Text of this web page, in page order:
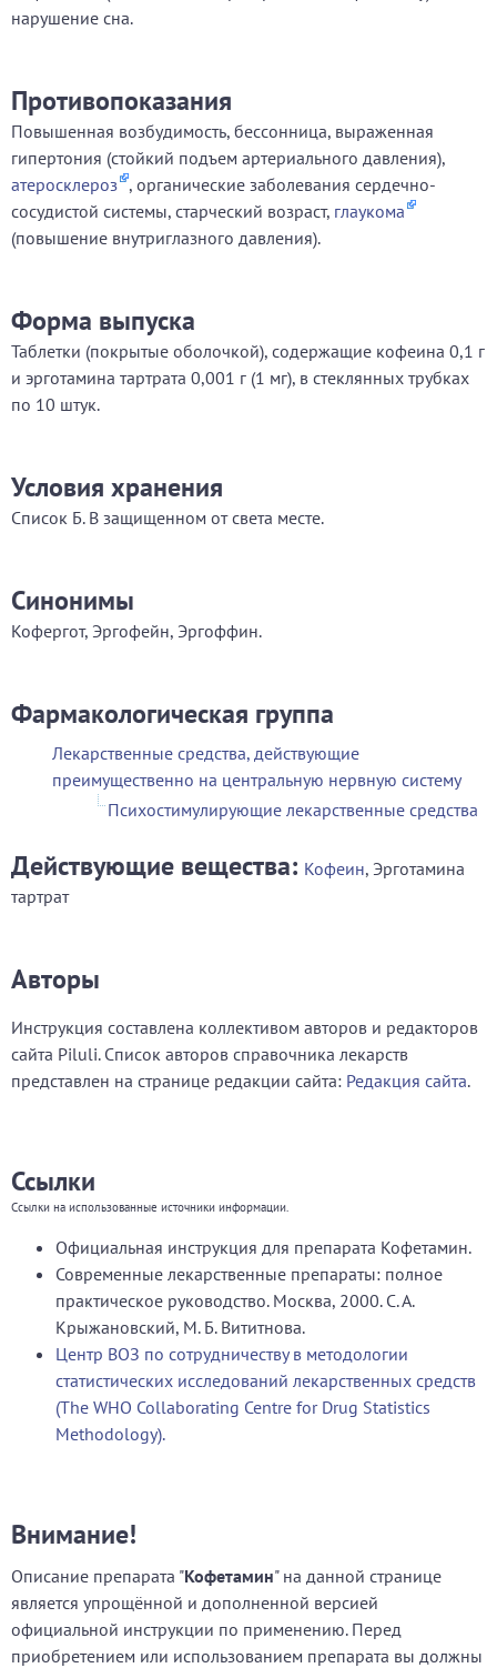
нарушение сна.
Противопоказания
Повышенная возбудимость, бессонница, выраженная
гипертония (стойкий подъем артериального давления),
атеросклероз , органические заболевания сердечно-
сосудистой системы, старческий возраст, глаукома
(повышение внутриглазного давления).
Форма выпуска
Таблетки (покрытые оболочкой), содержащие кофеина 0,1 г
и эрготамина тартрата 0,001 г (1 мг), в стеклянных трубках
по 10 штук.
Условия хранения
Список Б. В защищенном от света месте.
Синонимы
Кофергот, Эргофейн, Эргоффин.
Фармакологическая группа
Лекарственные средства, действующие
преимущественно на центральную нервную систему
Психостимулирующие лекарственные средства
Действующие вещества: Кофеин, Эрготамина
тартрат
Авторы
Инструкция составлена коллективом авторов и редакторов
сайта Piluli. Список авторов справочника лекарств
представлен на странице редакции сайта: Редакция сайта.
Ссылки
Ссылки на использованные источники информации.
Официальная инструкция для препарата Кофетамин.
Современные лекарственные препараты: полное
практическое руководство. Москва, 2000. С. А.
Крыжановский, М. Б. Вититнова.
Центр ВОЗ по сотрудничеству в методологии
статистических исследований лекарственных средств
(The WHO Collaborating Centre for Drug Statistics
Methodology).
Внимание!
Описание препарата "Кофетамин" на данной странице
является упрощённой и дополненной версией
официальной инструкции по применению. Перед
приобретением или использованием препарата вы должны